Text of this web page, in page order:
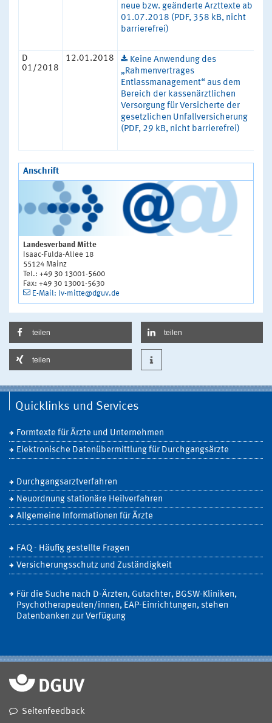
neue bzw. geänderte Arzttexte ab
01.07.2018 (PDF, 358 kB, nicht
barrierefrei)
D
01/2018
12.01.2018
Keine Anwendung des
„Rahmenvertrages
Entlassmanagement“ aus dem
Bereich der kassenärztlichen
Versorgung für Versicherte der
gesetzlichen Unfallversicherung
(PDF, 29 kB, nicht barrierefrei)
Anschrift
Landesverband Mitte
Isaac-Fulda-Allee 18
55124 Mainz
Tel.: +49 30 13001-5600
Fax: +49 30 13001-5630
E-Mail: lv-mitte@dguv.de
teilen teilen
teilen
Quicklinks und Services
Formtexte für Ärzte und Unternehmen
Elektronische Datenübermittlung für Durchgangsärzte
Durchgangsarztverfahren
Neuordnung stationäre Heilverfahren
Allgemeine Informationen für Ärzte
FAQ - Häufig gestellte Fragen
Versicherungsschutz und Zuständigkeit
Für die Suche nach D-Ärzten, Gutachter, BGSW-Kliniken,
Psychotherapeuten/innen, EAP-Einrichtungen, stehen
Datenbanken zur Verfügung
Seitenfeedback